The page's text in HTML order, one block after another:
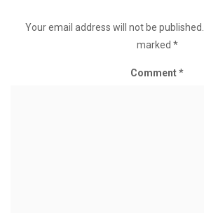
Your email address will not be published.
marked *
Comment*